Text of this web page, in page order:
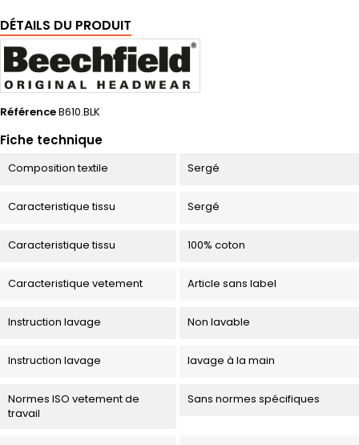
DÉTAILS DU PRODUIT
RéférenceB610.BLK
Fiche technique
Composition textile Sergé
Caracteristique tissu Sergé
Caracteristique tissu 100% coton
Caracteristique vetement Article sans label
Instruction lavage Non lavable
Instruction lavage lavage à la main
Normes ISO vetement de
travail
Sans normes spécifiques